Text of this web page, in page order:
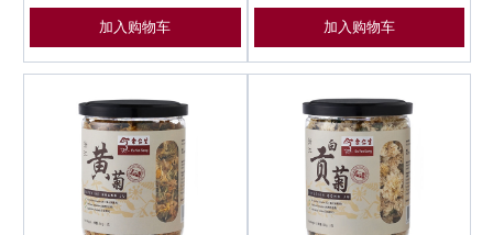
加入购物车 加入购物车